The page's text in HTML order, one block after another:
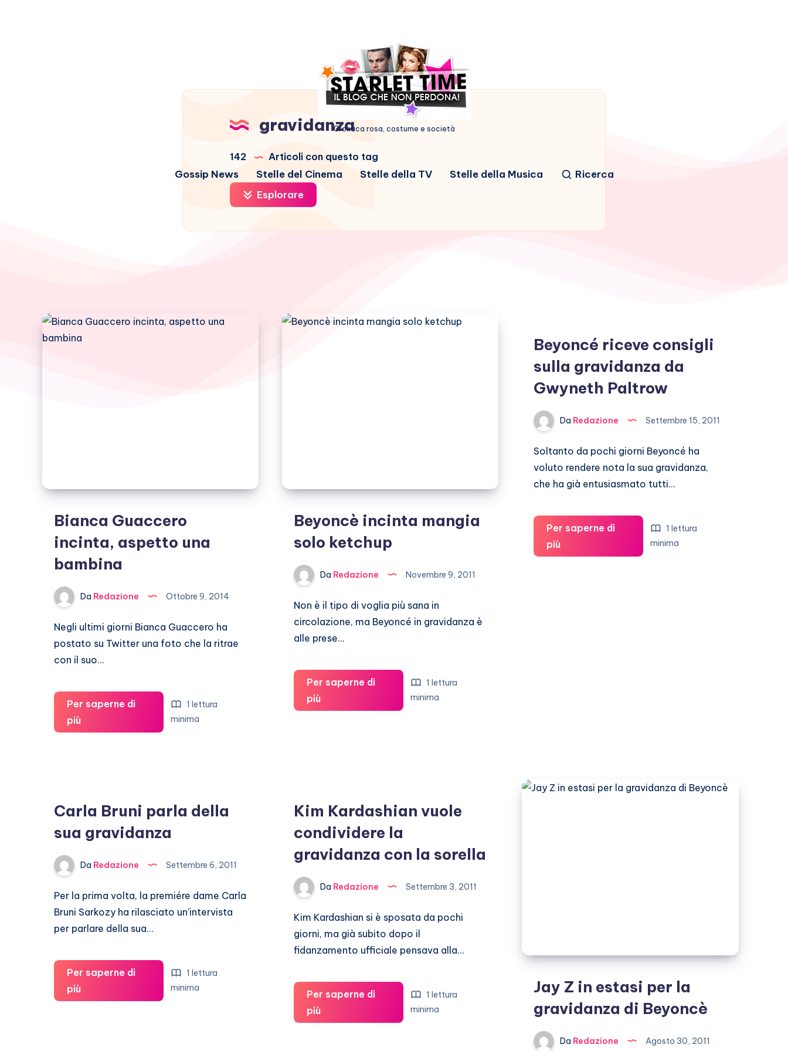
Cronaca rosa, costume e società
Gossip News Stelle del Cinema Stelle della TV Stelle della Musica Ricerca
gravidanza
142 Articoli con questo tag
Esplorare
Bianca Guaccero
incinta, aspetto una
bambina
Da Redazione Ottobre 9, 2014
Negli ultimi giorni Bianca Guaccero ha
postato su Twitter una foto che la ritrae
con il suo…
Per saperne di
piùBianca
Guaccero
bambina
1 lettura
minima
Beyoncè incinta mangia
solo ketchup
Da Redazione Novembre 9, 2011
Non è il tipo di voglia più sana in
circolazione, ma Beyoncé in gravidanza è
alle prese…
Per saperne di
piùBeyoncè
incinta
1 lettura
minima
Beyoncé riceve consigli
sulla gravidanza da
Gwyneth Paltrow
Da Redazione Settembre 15, 2011
Soltanto da pochi giorni Beyoncé ha
voluto rendere nota la sua gravidanza,
che ha già entusiasmato tutti…
Per saperne di
piùBeyoncé
riceve
1 lettura
minima
Carla Bruni parla della
sua gravidanza
Da Redazione Settembre 6, 2011
Per la prima volta, la premiére dame Carla
Bruni Sarkozy ha rilasciato un’intervista
per parlare della sua…
Per saperne di
piùCarla
Bruni
1 lettura
minima
Kim Kardashian vuole
condividere la
gravidanza con la sorella
Da Redazione Settembre 3, 2011
Kim Kardashian si è sposata da pochi
giorni, ma già subito dopo il
fidanzamento ufficiale pensava alla…
Per saperne di
piùKim
Kardashian
1 lettura
minima
Jay Z in estasi per la
gravidanza di Beyoncè
Da Redazione Agosto 30, 2011